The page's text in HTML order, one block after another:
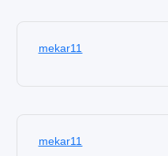
mekar11
mekar11